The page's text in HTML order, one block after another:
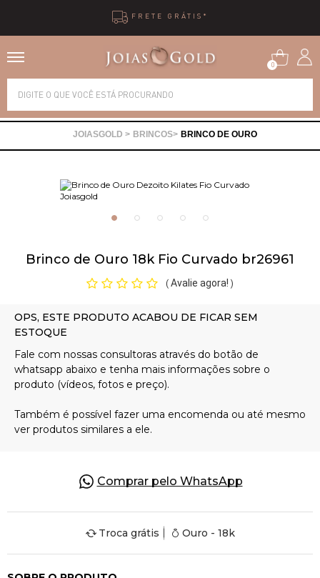
0
BRINCOS BRINCO DE OURO
Brinco de Ouro 18k Fio Curvado br26961
( Avalie agora! )
Comprar pelo WhatsApp
Troca grátis Ouro - 18k
Alianças
Brincos
Pingentes
Pulseiras
Presente
OFERTAS